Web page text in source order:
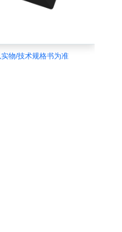
物/技术规格书为准